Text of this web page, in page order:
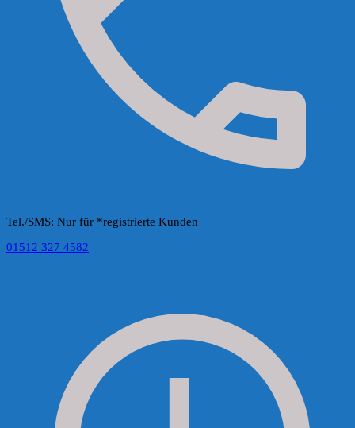
Tel./SMS: Nur für *registrierte Kunden
01512 327 4582